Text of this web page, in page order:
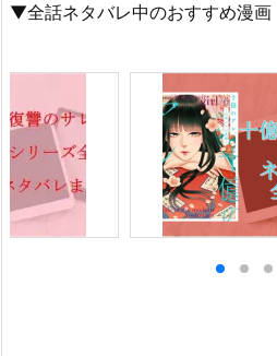
▼全話ネタバレ中のおすすめ漫